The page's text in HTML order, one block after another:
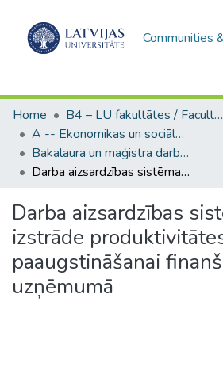
Communities
Home
B4 – LU fakultātes / Faculties of the UL
A -- Ekonomikas un sociālo zinātņu fakultāte / Faculty of Economics and Social Sciences
Bakalaura un maģistra darbi (ESZF) / Bachelor's and Master's theses
Darba aizsardzības sistēmas izstrāde produktivitātes paaugstināšanai finanšu nozares uzņēmumā
Darba aizsardzības
izstrāde
paaugstināšanai
uzņēmumā